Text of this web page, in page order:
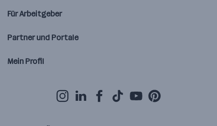
Für Arbeitgeber
Partner und Portale
Mein Profil